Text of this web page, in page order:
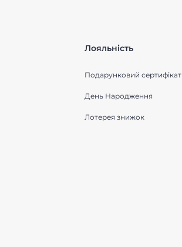
Лояльність
Подарунковий сертифікат
День Народження
Лотерея знижок